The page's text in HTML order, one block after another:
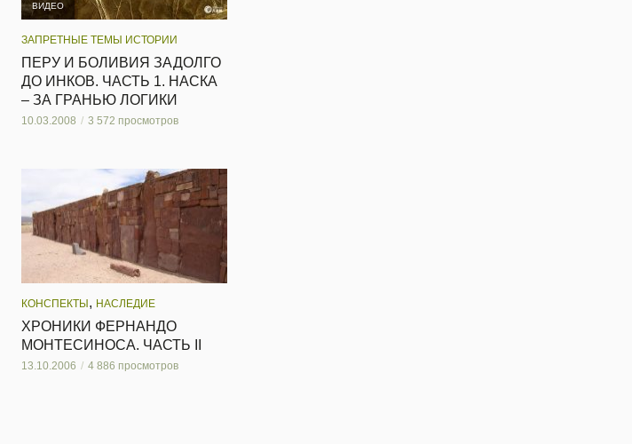
ВИДЕО
ЗАПРЕТНЫЕ ТЕМЫ ИСТОРИИ
ПЕРУ И БОЛИВИЯ ЗАДОЛГО
ДО ИНКОВ. ЧАСТЬ 1. НАСКА
– ЗА ГРАНЬЮ ЛОГИКИ
10.03.2008 3 572 просмотров
КОНСПЕКТЫ, НАСЛЕДИЕ
ХРОНИКИ ФЕРНАНДО
МОНТЕСИНОСА. ЧАСТЬ II
13.10.2006 4 886 просмотров